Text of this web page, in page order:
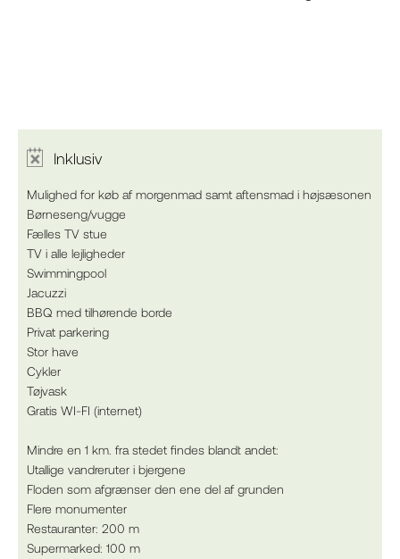
Inklusiv
Mulighed for køb af morgenmad samt aftensmad i højsæsonen
Børneseng/vugge
Fælles TV stue
TV i alle lejligheder
Swimmingpool
Jacuzzi
BBQ med tilhørende borde
Privat parkering
Stor have
Cykler
Tøjvask
Gratis WI-FI (internet)
Mindre en 1 km. fra stedet findes blandt andet:
Utallige vandreruter i bjergene
Floden som afgrænser den ene del af grunden
Flere monumenter
Restauranter: 200 m
Supermarked: 100 m